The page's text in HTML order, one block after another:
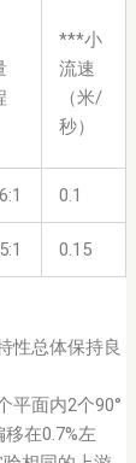
***小
流速
（米/
秒）
0.1
0.15
性总体保持良
平面内2个90°
在0.7%左